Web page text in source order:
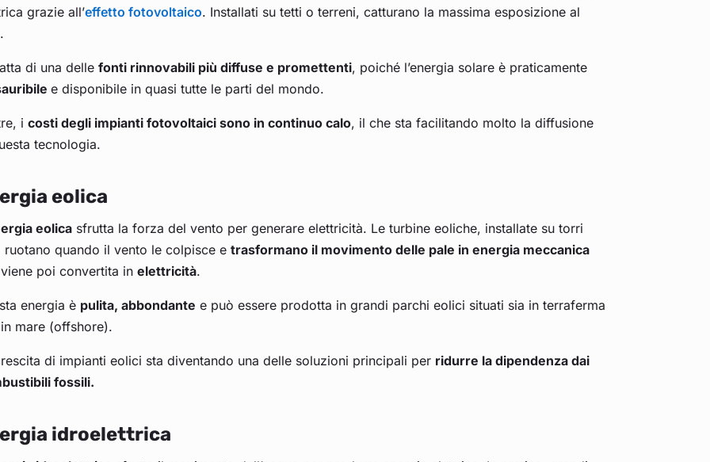
grazie all’effetto fotovoltaico. Installati su tetti o terreni, catturano la massima esposizione al
di una delle fonti rinnovabili più diffuse e promettenti, poiché l’energia solare è praticamente
e disponibile in quasi tutte le parti del mondo.
i costi degli impianti fotovoltaici sono in continuo calo, il che sta facilitando molto la diffusione
tecnologia.
eolica
eolicasfrutta la forza del vento per generare elettricità. Le turbine eoliche, installate su torri
ruotano quando il vento le colpisce e trasformano il movimento delle pale in energia meccanica
poi convertita in elettricità.
energia è pulita, abbondante e può essere prodotta in grandi parchi eolici situati sia in terraferma
mare (offshore).
di impianti eolici sta diventando una delle soluzioni principali per ridurre la dipendenza dai
fossili.
idroelettrica